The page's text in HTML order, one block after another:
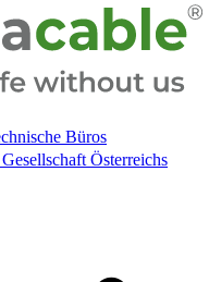
Büros
Österreichs